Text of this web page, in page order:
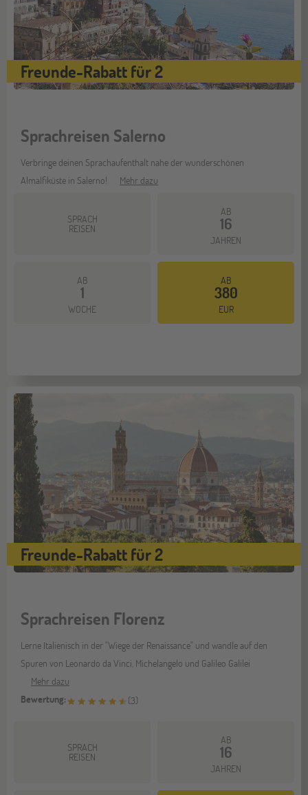
Freunde-Rabatt für 2
Sprachreisen Salerno
Verbringe deinen Sprachaufenthalt nahe der wunderschönen
Almalfiküste in Salerno!
Mehr dazu
SPRACH
REISEN
AB
16
JAHREN
AB
1
WOCHE
AB
380
EUR
Freunde-Rabatt für 2
Sprachreisen Florenz
Lerne Italienisch in der "Wiege der Renaissance" und wandle auf den
Spuren von Leonardo da Vinci, Michelangelo und Galileo Galilei
Mehr dazu
Bewertung:
(3)
SPRACH
REISEN
AB
16
JAHREN